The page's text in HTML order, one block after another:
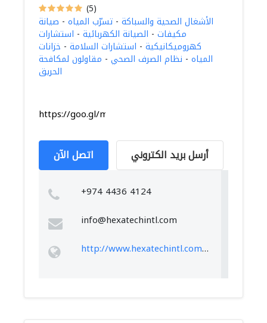
(5)
الأشغال الصحية والسباكة - تسرّب المياه - صيانة
مكيفات - الصيانة الكهربائية - استشارات
كهروميكانيكية - استشارات السلامة - خزانات
المياه - نظام الصرف الصحي - مقاولون لمكافحة
الحريق
https://goo.gl/maps/hoK1eKSASNC8czLa7
اتصل الآن أرسل بريد الكتروني
+974 4436 4124
info@hexatechintl.com
http://www.hexatechintl.com/index.php